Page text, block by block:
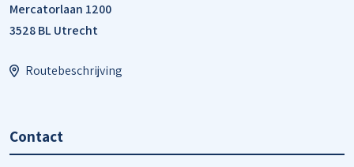
Mercatorlaan 1200
3528 BL Utrecht
Routebeschrijving
Contact